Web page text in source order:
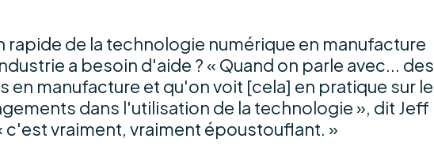
de la technologie numérique en manufacture
a besoin d'aide ? « Quand on parle avec... des
en manufacture et qu'on voit [cela] en pratique sur le
dans l'utilisation de la technologie », dit Jeff
c'est vraiment, vraiment époustouflant. »